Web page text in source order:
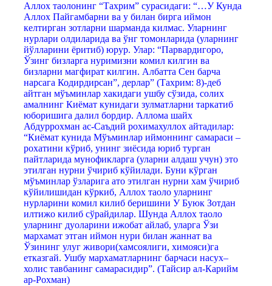
Аллох таолонинг “Тахрим” сурасидаги: “…У Кунда
Аллох Пайгамбарни ва у билан бирга иймон
келтирган зотларни шарманда килмас. Уларнинг
нурлари олдиларида ва ўнг томонларида (уларнинг
йўлларини ёритиб) юрур. Улар: “Парвардигоро,
Ўзинг бизларга нуримизни комил килгин ва
бизларни магфират килгин. Албатта Сен барча
нарсага Кодирдирсан”, дерлар” (Тахрим: 8)-деб
айтган мўъминлар хакидаги ушбу сўзида, солих
амалнинг Киёмат кунидаги зулматларни таркатиб
юборишига далил бордир. Аллома шайх
Абдуррохман ас-Саъдий рохимахуллох айтадилар:
“Киёмат кунида Мўъминлар иймоннинг самараси –
рохатини кўриб, унинг зиёсида юриб турган
пайтларида мунофикларга (уларни алдаш учун) это
этилган нурни ўчириб кўйилади. Буни кўрган
мўъминлар ўзларига ато этилган нурни хам ўчириб
кўйилишидан кўркиб, Аллох таоло уларнинг
нурларини комил килиб беришини У Буюк Зотдан
илтижо килиб сўрайдилар. Шунда Аллох таоло
уларнинг дуоларини ижобат айлаб, уларга Ўзи
мархамат этган иймон нури билан жаннат ва
Ўзининг улуг живори(хамсоялиги, химояси)га
етказгай. Ушбу мархаматларнинг барчаси насух–
холис тавбанинг самарасидир”. (Тайсир ал-Карийм
ар-Рохман)